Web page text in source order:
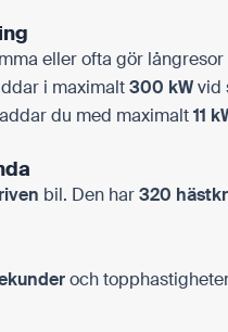
eller ofta gör
i maximalt300 kWvid
du med maximalt11
bil. Den har320
och